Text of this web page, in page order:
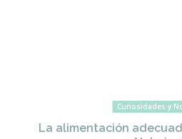
Curiosidades y
La alimentación